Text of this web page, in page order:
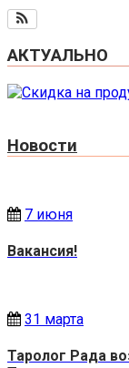
АКТУАЛЬНО
Новости
7 июня
Вакансия!
31 марта
Таролог Рада